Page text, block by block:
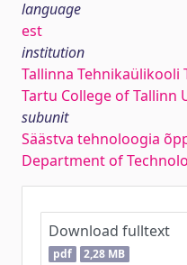
language
est
institution
Tallinna Tehnikaülikooli
Tartu College of Tallinn
subunit
Säästva tehnoloogia
Department of
Download fulltext
pdf 2,28 MB